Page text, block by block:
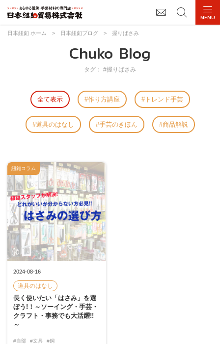
日本紐釦 ホーム > 日本紐釦ブログ > 握りばさみ
Chuko Blog
タグ： #握りばさみ
全て表示 作り方講座 トレンド手芸
道具のはなし 手芸のきほん 商品解説
2024-08-16
道具のはなし
長く使いたい「はさみ」を選
ぼう!！～ソーイング・手芸・
クラフト・事務でも大活躍!!
～
#自部 #文具 #鋼
紐釦コラム